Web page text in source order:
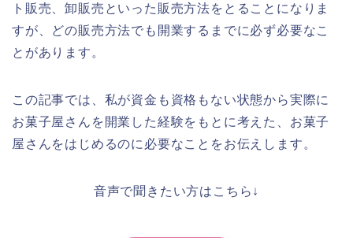
ト販売、卸販売といった販売方法をとることになりま
すが、どの販売方法でも開業するまでに必ず必要なこ
とがあります。
この記事では、私が資金も資格もない状態から実際に
お菓子屋さんを開業した経験をもとに考えた、お菓子
屋さんをはじめるのに必要なことをお伝えします。
音声で聞きたい方はこちら↓